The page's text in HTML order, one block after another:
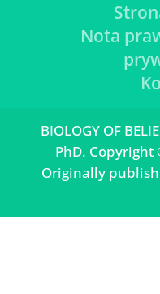
Nota
BIOLOGY OF
PhD.
Originally